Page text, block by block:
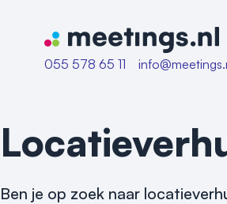
Naar home van Meetings
055 578 65 11
Ben je op zoek naar